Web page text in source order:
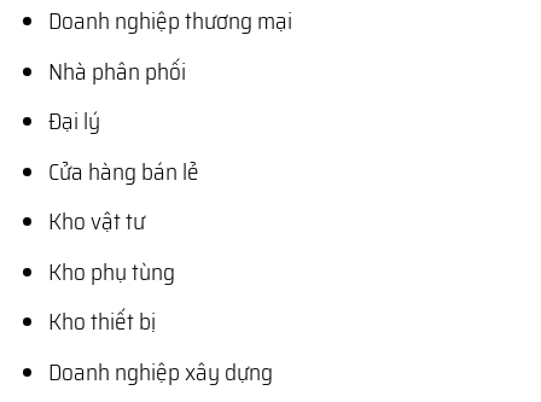
Doanh nghiệp thương mại
Nhà phân phối
Đại lý
Cửa hàng bán lẻ
Kho vật tư
Kho phụ tùng
Kho thiết bị
Doanh nghiệp xây dựng